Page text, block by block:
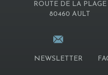
ROUTE DE LA PLAGE
80460 AULT
NEWSLETTER